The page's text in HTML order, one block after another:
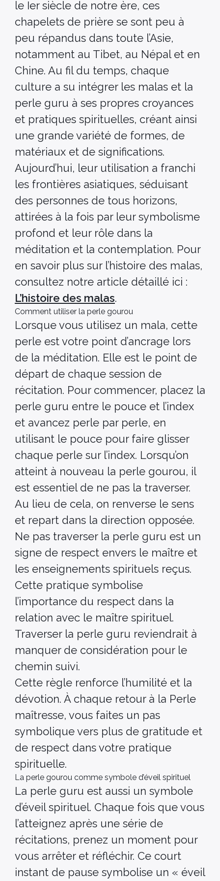
le Ier siècle de notre ère, ces
chapelets de prière se sont peu à
peu répandus dans toute l’Asie,
notamment au Tibet, au Népal et en
Chine. Au fil du temps, chaque
culture a su intégrer les malas et la
perle guru à ses propres croyances
et pratiques spirituelles, créant ainsi
une grande variété de formes, de
matériaux et de significations.
Aujourd’hui, leur utilisation a franchi
les frontières asiatiques, séduisant
des personnes de tous horizons,
attirées à la fois par leur symbolisme
profond et leur rôle dans la
méditation et la contemplation. Pour
en savoir plus sur l’histoire des malas,
consultez notre article détaillé ici :
L’histoire des malas.
Comment utiliser la perle gourou
Lorsque vous utilisez un mala, cette
perle est votre point d’ancrage lors
de la méditation. Elle est le point de
départ de chaque session de
récitation. Pour commencer, placez la
perle guru entre le pouce et l’index
et avancez perle par perle, en
utilisant le pouce pour faire glisser
chaque perle sur l’index. Lorsqu’on
atteint à nouveau la perle gourou, il
est essentiel de ne pas la traverser.
Au lieu de cela, on renverse le sens
et repart dans la direction opposée.
Ne pas traverser la perle guru est un
signe de respect envers le maître et
les enseignements spirituels reçus.
Cette pratique symbolise
l’importance du respect dans la
relation avec le maître spirituel.
Traverser la perle guru reviendrait à
manquer de considération pour le
chemin suivi.
Cette règle renforce l’humilité et la
dévotion. À chaque retour à la Perle
maîtresse, vous faites un pas
symbolique vers plus de gratitude et
de respect dans votre pratique
spirituelle.
La perle gourou comme symbole d’éveil spirituel
La perle guru est aussi un symbole
d’éveil spirituel. Chaque fois que vous
l’atteignez après une série de
récitations, prenez un moment pour
vous arrêter et réfléchir. Ce court
instant de pause symbolise un « éveil